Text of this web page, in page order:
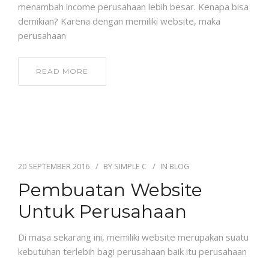
menambah income perusahaan lebih besar. Kenapa bisa
demikian? Karena dengan memiliki website, maka
perusahaan
READ MORE
20 SEPTEMBER 2016 BY SIMPLE C IN BLOG
Pembuatan Website
Untuk Perusahaan
Di masa sekarang ini, memiliki website merupakan suatu
kebutuhan terlebih bagi perusahaan baik itu perusahaan